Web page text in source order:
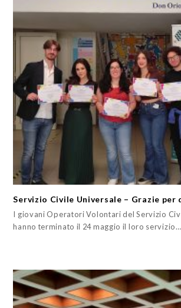
Servizio Civile Universale – Grazie per
I giovani Operatori Volontari del Servizio
hanno terminato il 24 maggio il loro servizio…